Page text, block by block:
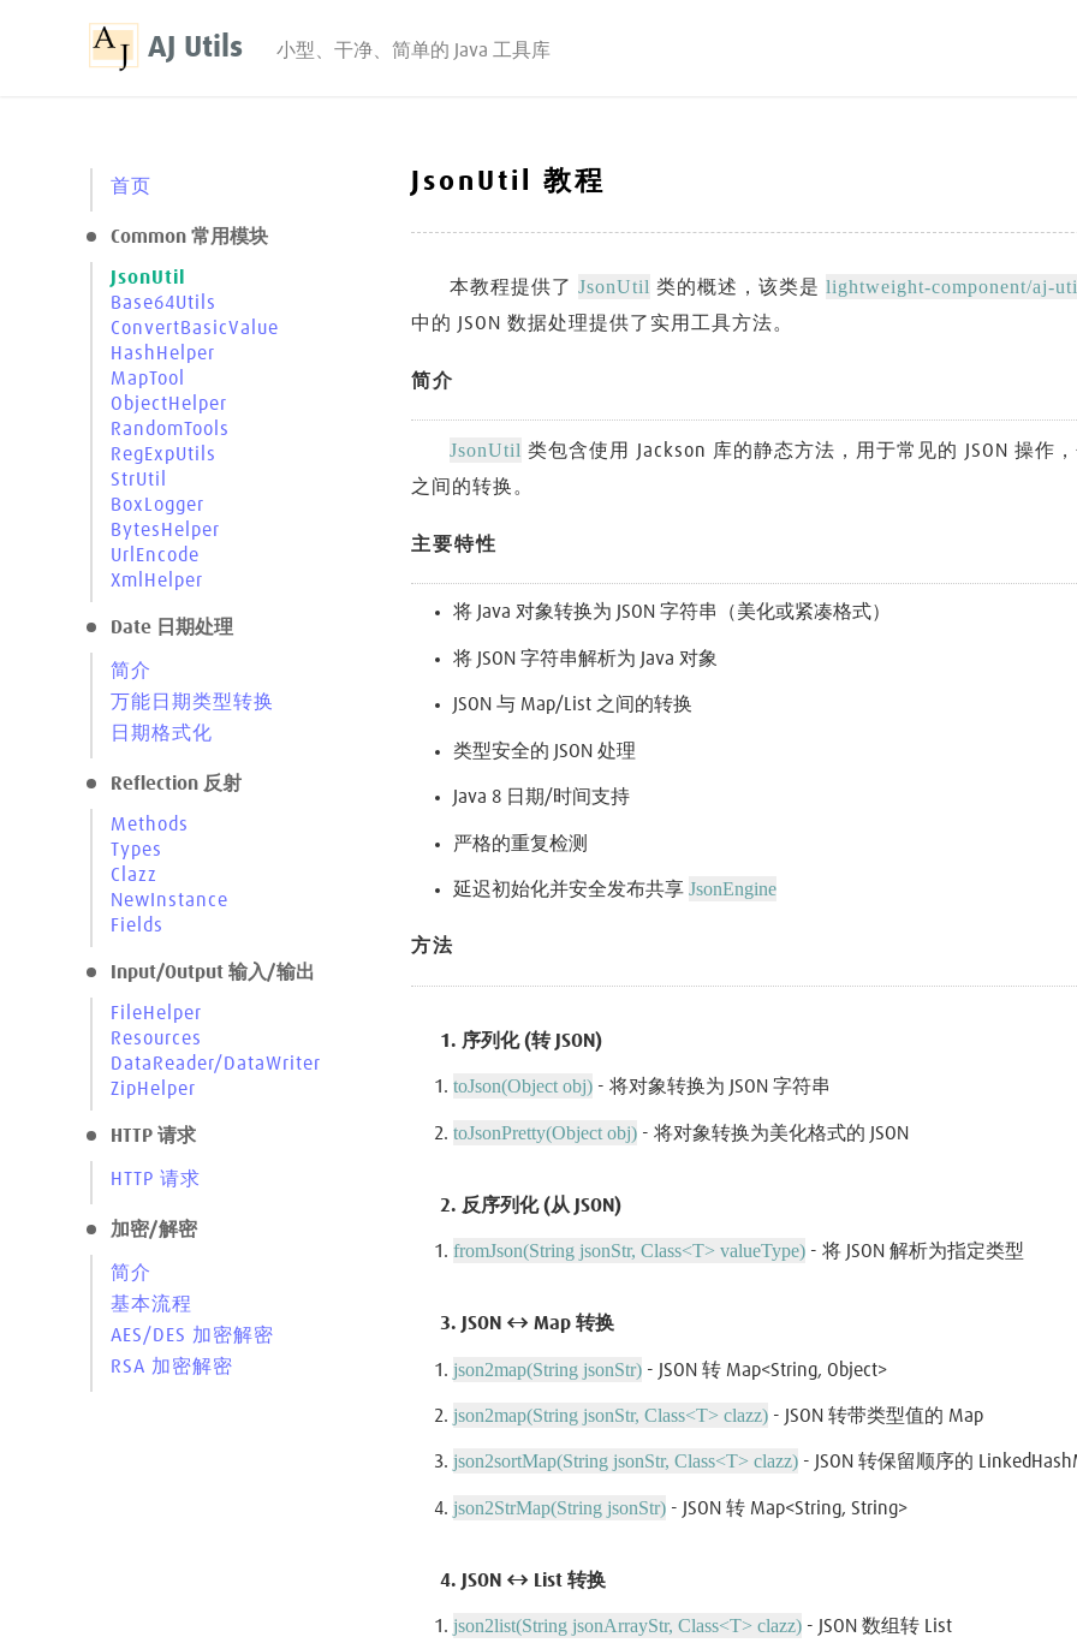
AJ Utils 小型、干净、简单的 Java 工具库
首页
Common 常用模块
JsonUtil
Base64Utils
ConvertBasicValue
HashHelper
MapTool
ObjectHelper
RandomTools
RegExpUtils
StrUtil
BoxLogger
BytesHelper
UrlEncode
XmlHelper
Date 日期处理
简介
万能日期类型转换
日期格式化
Reflection 反射
Methods
Types
Clazz
NewInstance
Fields
Input/Output 输入/输出
FileHelper
Resources
DataReader/DataWriter
ZipHelper
HTTP 请求
HTTP 请求
加密/解密
简介
基本流程
AES/DES 加密解密
RSA 加密解密
JsonUtil 教程
本教程提供了 JsonUtil 类的概述，该类是 lightweight-component/aj-
中的 JSON 数据处理提供了实用工具方法。
简介
JsonUtil 类包含使用 Jackson 库的静态方法，用于常见的 JSON 操作
之间的转换。
主要特性
将 Java 对象转换为 JSON 字符串（美化或紧凑格式）
将 JSON 字符串解析为 Java 对象
JSON 与 Map/List 之间的转换
类型安全的 JSON 处理
Java 8 日期/时间支持
严格的重复检测
延迟初始化并安全发布共享 JsonEngine
方法
1. 序列化 (转 JSON)
toJson(Object obj) - 将对象转换为 JSON 字符串
toJsonPretty(Object obj) - 将对象转换为美化格式的 JSON
2. 反序列化 (从 JSON)
fromJson(String jsonStr, Class<T> valueType) - 将 JSON 解析为指定类型
3. JSON ↔ Map 转换
json2map(String jsonStr) - JSON 转 Map<String, Object>
json2map(String jsonStr, Class<T> clazz) - JSON 转带类型值的 Map
json2sortMap(String jsonStr, Class<T> clazz) - JSON 转保留顺序的
json2StrMap(String jsonStr) - JSON 转 Map<String, String>
4. JSON ↔ List 转换
json2list(String jsonArrayStr, Class<T> clazz) - JSON 数组转 List